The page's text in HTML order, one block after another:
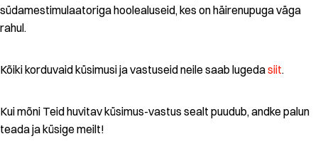
südamestimulaatoriga hoolealuseid, kes on häirenupuga väga
rahul.
Kõiki korduvaid küsimusi ja vastuseid neile saab lugedasiit.
Kui mõni Teid huvitav küsimus-vastus sealt puudub, andke palun
teada ja küsige meilt!